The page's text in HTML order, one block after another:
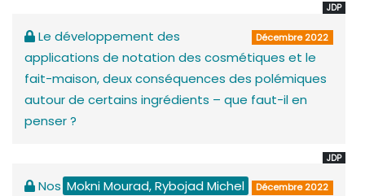
JDP
Décembre 2022
Le développement des
applications de notation des cosmétiques et le
fait-maison, deux conséquences des polémiques
autour de certains ingrédients – que faut-il en
penser ?
JDP
Mokni Mourad, Rybojad Michel Décembre 2022
Nos